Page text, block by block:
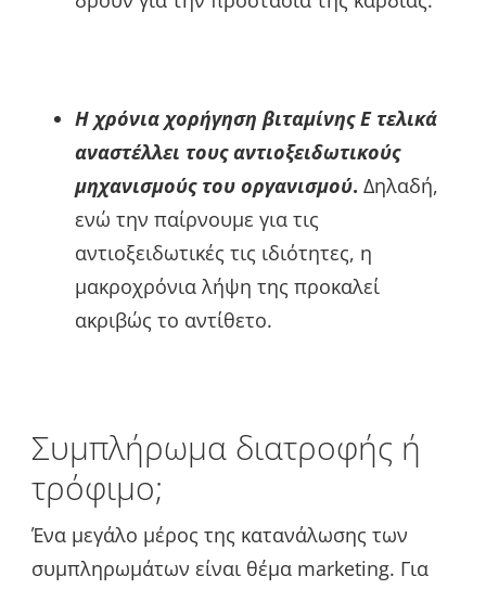
Η χρόνια χορήγηση βιταμίνης Ε τελικά
αναστέλλει τους αντιοξειδωτικούς
μηχανισμούς του οργανισμού. Δηλαδή,
ενώ την παίρνουμε για τις
αντιοξειδωτικές τις ιδιότητες, η
μακροχρόνια λήψη της προκαλεί
ακριβώς το αντίθετο.
Συμπλήρωμα διατροφής ή
τρόφιμο;
Ένα μεγάλο μέρος της κατανάλωσης των
συμπληρωμάτων είναι θέμα marketing. Για